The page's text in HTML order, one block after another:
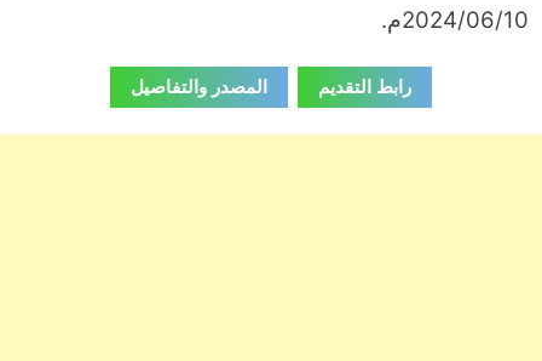
2024/06/10م.
رابط التقديم المصدر والتفاصيل